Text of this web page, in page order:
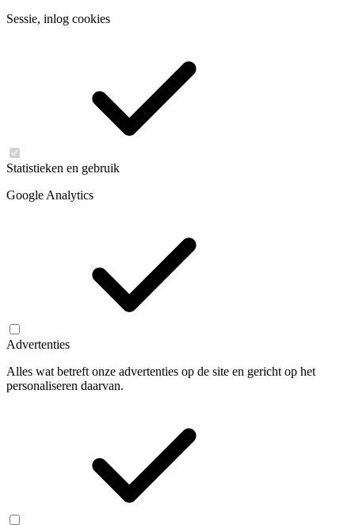
Sessie, inlog cookies
Statistieken en gebruik
Google Analytics
Advertenties
Alles wat betreft onze advertenties op de site en gericht op het
personaliseren daarvan.